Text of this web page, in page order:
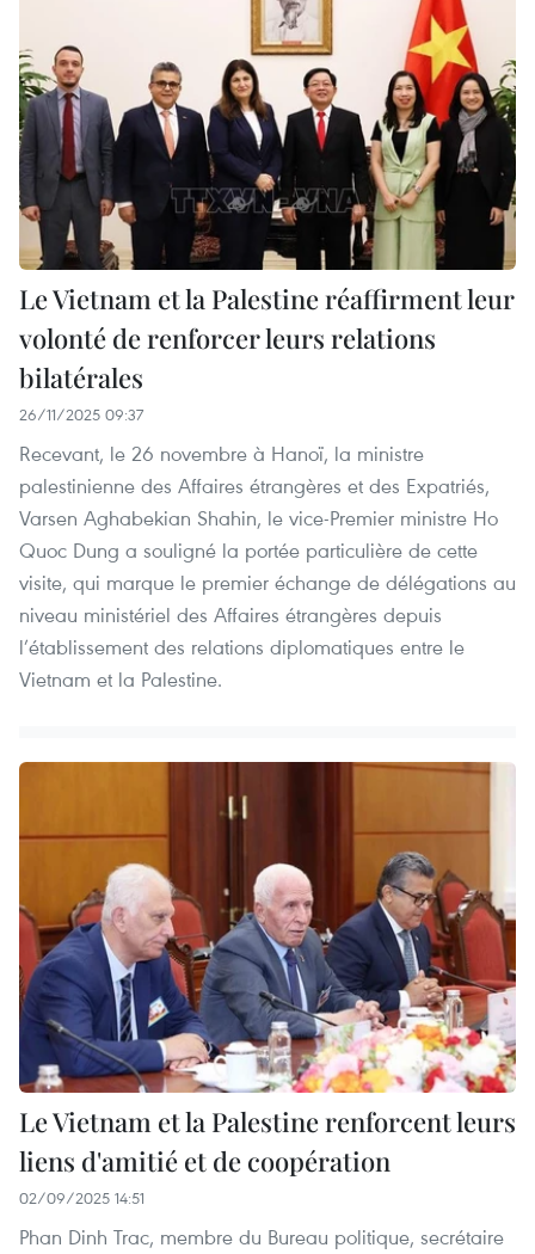
Le Vietnam et la Palestine réaffirment leur
volonté de renforcer leurs relations
bilatérales
26/11/2025 09:37
Recevant, le 26 novembre à Hanoï, la ministre
palestinienne des Affaires étrangères et des Expatriés,
Varsen Aghabekian Shahin, le vice-Premier ministre Ho
Quoc Dung a souligné la portée particulière de cette
visite, qui marque le premier échange de délégations au
niveau ministériel des Affaires étrangères depuis
l’établissement des relations diplomatiques entre le
Vietnam et la Palestine.
Le Vietnam et la Palestine renforcent leurs
liens d'amitié et de coopération
02/09/2025 14:51
Phan Dinh Trac, membre du Bureau politique, secrétaire